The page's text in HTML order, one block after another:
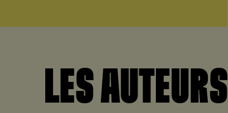
LES AUTEURS